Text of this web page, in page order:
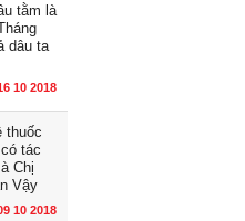
tằm là
dâu ta
10 2018
thuốc
tác
Chị
Vậy
10 2018